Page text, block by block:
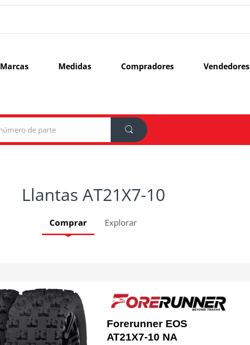
Marcas Medidas Compradores Vendedores
Llantas AT21X7-10
Comprar Explorar
Forerunner EOS
AT21X7-10 NA